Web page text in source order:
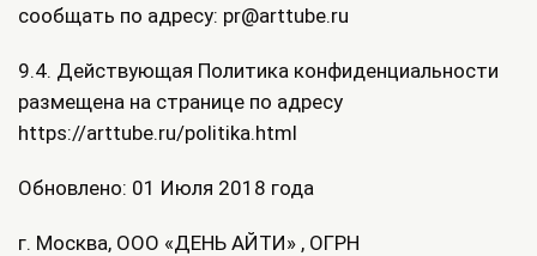
сообщать по адресу: pr@arttube.ru
9.4. Действующая Политика конфиденциальности
размещена на странице по адресу
https://arttube.ru/politika.html
Обновлено: 01 Июля 2018 года
г. Москва, ООО «ДЕНЬ АЙТИ» , ОГРН